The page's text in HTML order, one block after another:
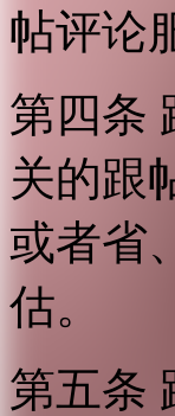
帖评论
第四条
关的跟
或者省
估。
第五条